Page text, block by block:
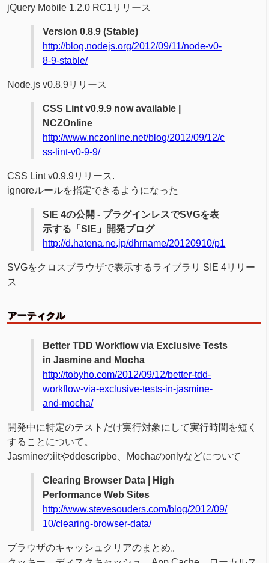
jQuery Mobile 1.2.0 RC1リリース
Version 0.8.9 (Stable)
http://blog.nodejs.org/2012/09/11/node-v0-
8-9-stable/
Node.js v0.8.9リリース
CSS Lint v0.9.9 now available |
NCZOnline
http://www.nczonline.net/blog/2012/09/12/c
ss-lint-v0-9-9/
CSS Lint v0.9.9リリース.
ignoreルールを指定できるようになった
SIE 4の公開 - プラグインレスでSVGを表
示する「SIE」開発ブログ
http://d.hatena.ne.jp/dhrname/20120910/p1
SVGをクロスブラウザで表示するライブラリ SIE 4リリー
ス
アーティクル
Better TDD Workflow via Exclusive Tests
in Jasmine and Mocha
http://tobyho.com/2012/09/12/better-tdd-
workflow-via-exclusive-tests-in-jasmine-
and-mocha/
開発中に特定のテストだけ実行対象にして実行時間を短く
することについて。
Jasmineのiitやddescripbe、Mochaのonlyなどについて
Clearing Browser Data | High
Performance Web Sites
http://www.stevesouders.com/blog/2012/09/
10/clearing-browser-data/
ブラウザのキャッシュクリアのまとめ。